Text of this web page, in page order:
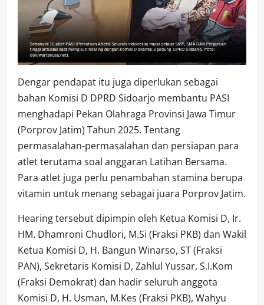
Dengar pendapat itu juga diperlukan sebagai
bahan Komisi D DPRD Sidoarjo membantu PASI
menghadapi Pekan Olahraga Provinsi Jawa Timur
(Porprov Jatim) Tahun 2025. Tentang
permasalahan-permasalahan dan persiapan para
atlet terutama soal anggaran Latihan Bersama.
Para atlet juga perlu penambahan stamina berupa
vitamin untuk menang sebagai juara Porprov Jatim.
Hearing tersebut dipimpin oleh Ketua Komisi D, Ir.
HM. Dhamroni Chudlori, M.Si (Fraksi PKB) dan Wakil
Ketua Komisi D, H. Bangun Winarso, ST (Fraksi
PAN), Sekretaris Komisi D, Zahlul Yussar, S.I.Kom
(Fraksi Demokrat) dan hadir seluruh anggota
Komisi D, H. Usman, M.Kes (Fraksi PKB), Wahyu